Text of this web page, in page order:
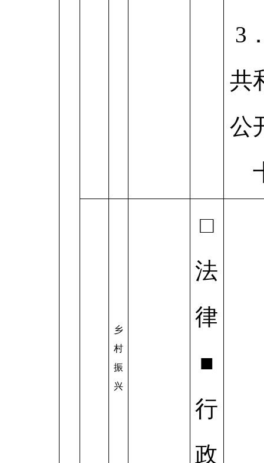
3
共
公
乡
村
振
兴
□
法
律
■
行
政